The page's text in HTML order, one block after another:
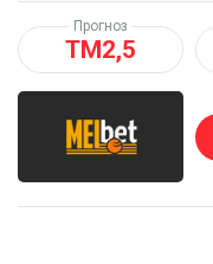
Прогноз
ТМ2,5